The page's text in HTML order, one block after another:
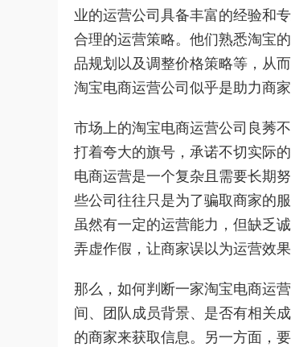
业的运营公司具备丰富的经验和
合理的运营策略。他们熟悉淘宝
品规划以及调整价格策略等，从
淘宝电商运营公司似乎是助力商家
市场上的淘宝电商运营公司良莠
打着夸大的旗号，承诺不切实际
电商运营是一个复杂且需要长期
些公司往往只是为了骗取商家的
虽然有一定的运营能力，但缺乏
弄虚作假，让商家误以为运营效
那么，如何判断一家淘宝电商运
间、团队成员背景、是否有相关
的商家来获取信息。另一方面，